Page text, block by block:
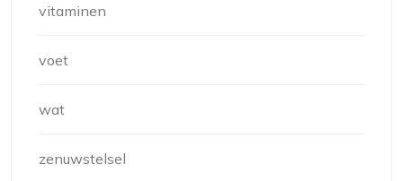
vitaminen
voet
wat
zenuwstelsel